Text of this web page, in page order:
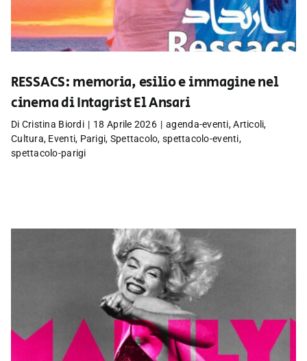
RESSACS: memoria, esilio e immagine nel
cinema di Intagrist El Ansari
Di Cristina Biordi | 18 Aprile 2026 | agenda-eventi,Articoli,
Cultura, Eventi, Parigi, Spettacolo,spettacolo-eventi,
spettacolo-parigi